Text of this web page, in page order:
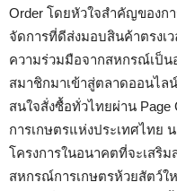
Order โดยหัวใจสำคัญของก
จัดการที่ดีส่งมอบสินค้าตรงเ
ความร่วมมือจากสหกรณ์เป็น
สมาชิกมาเข้าสู่ตลาดออนไล
สนใจสั่งซื้อทั่วไทยผ่าน
การเกษตรแห่งประเทศไทย
โครงการในอนาคตที่จะเสริม
สหกรณ์การเกษตรห้วยสัตว์